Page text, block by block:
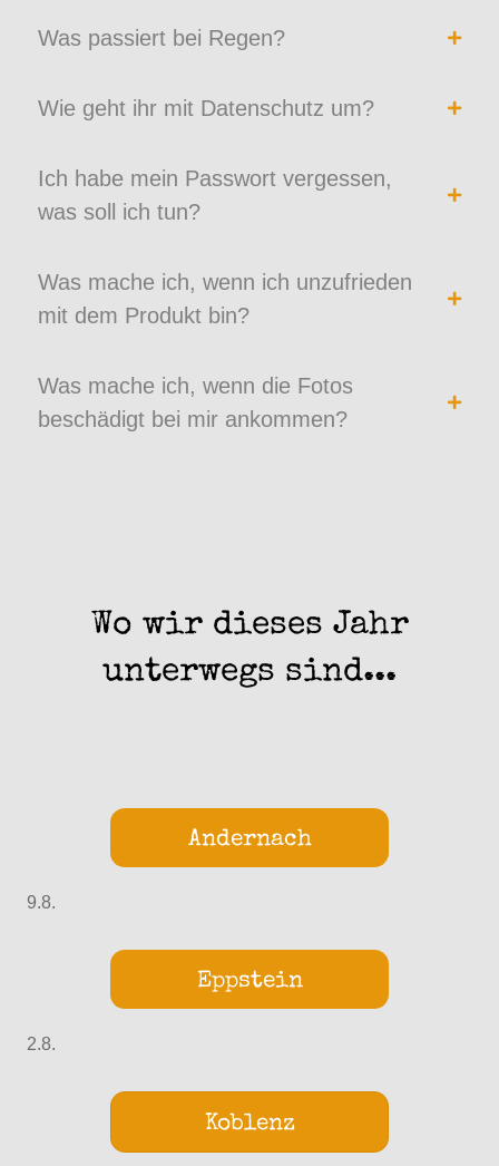
Was passiert bei Regen?
Wie geht ihr mit Datenschutz um?
Ich habe mein Passwort vergessen,
was soll ich tun?
Was mache ich, wenn ich unzufrieden
mit dem Produkt bin?
Was mache ich, wenn die Fotos
beschädigt bei mir ankommen?
Wo wir dieses Jahr
unterwegs sind...
Andernach
9.8.
Eppstein
2.8.
Koblenz